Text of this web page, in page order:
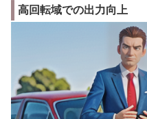
高回転域での出力向上